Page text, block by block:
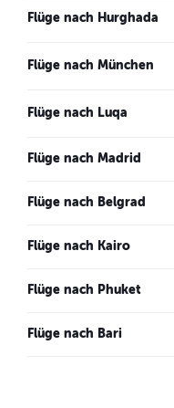
Flüge nach Hurghada
Flüge nach München
Flüge nach Luqa
Flüge nach Madrid
Flüge nach Belgrad
Flüge nach Kairo
Flüge nach Phuket
Flüge nach Bari